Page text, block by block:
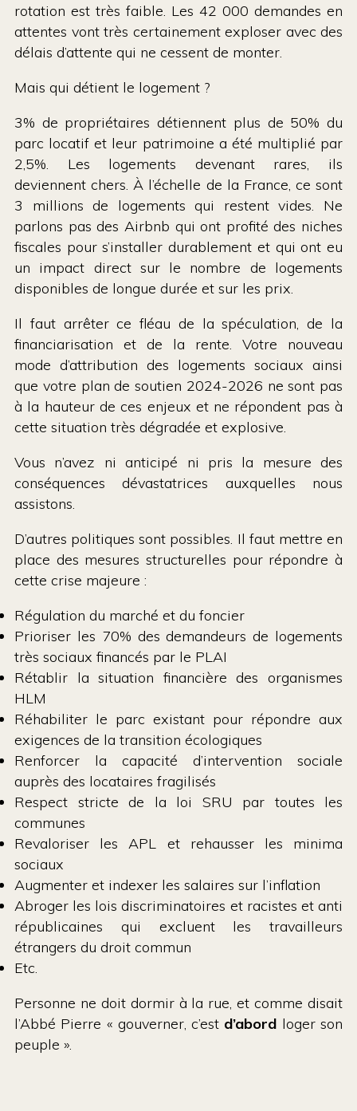
rotation est très faible. Les 42 000 demandes en
attentes vont très certainement exploser avec des
délais d’attente qui ne cessent de monter.
Mais qui détient le logement ?
3% de propriétaires détiennent plus de 50% du
parc locatif et leur patrimoine a été multiplié par
2,5%. Les logements devenant rares, ils
deviennent chers. À l’échelle de la France, ce sont
3 millions de logements qui restent vides. Ne
parlons pas des Airbnb qui ont profité des niches
fiscales pour s’installer durablement et qui ont eu
un impact direct sur le nombre de logements
disponibles de longue durée et sur les prix.
Il faut arrêter ce fléau de la spéculation, de la
financiarisation et de la rente. Votre nouveau
mode d’attribution des logements sociaux ainsi
que votre plan de soutien 2024-2026 ne sont pas
à la hauteur de ces enjeux et ne répondent pas à
cette situation très dégradée et explosive.
Vous n’avez ni anticipé ni pris la mesure des
conséquences dévastatrices auxquelles nous
assistons.
D’autres politiques sont possibles. Il faut mettre en
place des mesures structurelles pour répondre à
cette crise majeure :
Régulation du marché et du foncier
Prioriser les 70% des demandeurs de logements
très sociaux financés par le PLAI
Rétablir la situation financière des organismes
HLM
Réhabiliter le parc existant pour répondre aux
exigences de la transition écologiques
Renforcer la capacité d’intervention sociale
auprès des locataires fragilisés
Respect stricte de la loi SRU par toutes les
communes
Revaloriser les APL et rehausser les minima
sociaux
Augmenter et indexer les salaires sur l’inflation
Abroger les lois discriminatoires et racistes et anti
républicaines qui excluent les travailleurs
étrangers du droit commun
Etc.
Personne ne doit dormir à la rue, et comme disait
l’Abbé Pierre « gouverner, c’est d’abord loger son
peuple ».